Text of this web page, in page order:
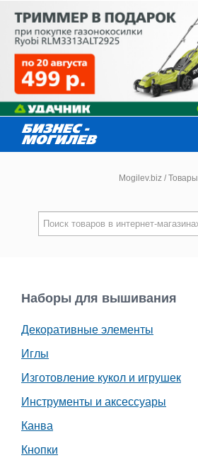
Новости компаний
Каталог
Работа
Объявления
Mogilev.biz /Товары
Наборы для вышивания
Декоративные элементы
Иглы
Изготовление кукол и игрушек
Инструменты и аксессуары
Канва
Кнопки